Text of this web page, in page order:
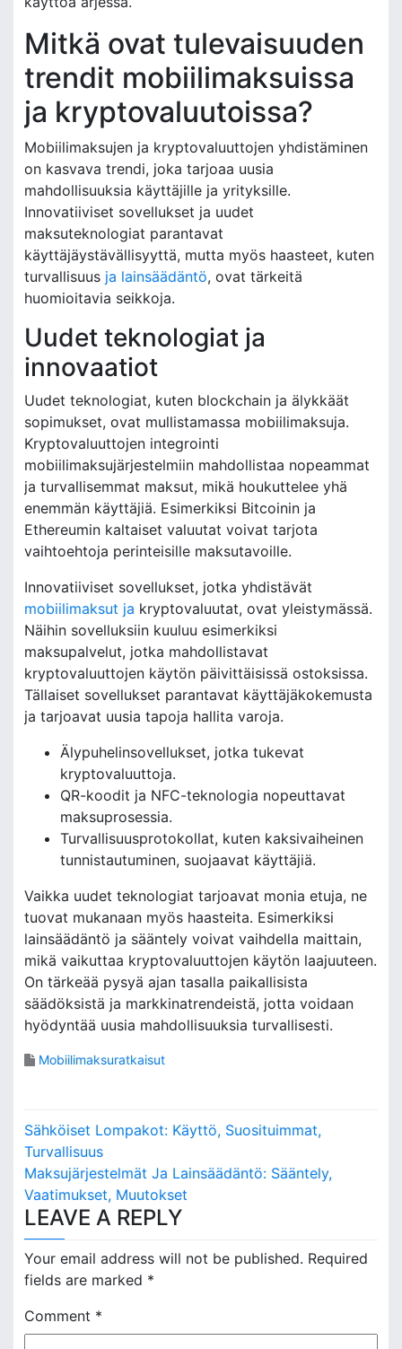
Mitkä ovat tulevaisuuden
trendit mobiilimaksuissa
ja kryptovaluutoissa?
Mobiilimaksujen ja kryptovaluuttojen yhdistäminen
on kasvava trendi, joka tarjoaa uusia
mahdollisuuksia käyttäjille ja yrityksille.
Innovatiiviset sovellukset ja uudet
maksuteknologiat parantavat
käyttäjäystävällisyyttä, mutta myös haasteet, kuten
turvallisuus ja lainsäädäntö, ovat tärkeitä
huomioitavia seikkoja.
Uudet teknologiat ja
innovaatiot
Uudet teknologiat, kuten blockchain ja älykkäät
sopimukset, ovat mullistamassa mobiilimaksuja.
Kryptovaluuttojen integrointi
mobiilimaksujärjestelmiin mahdollistaa nopeammat
ja turvallisemmat maksut, mikä houkuttelee yhä
enemmän käyttäjiä. Esimerkiksi Bitcoinin ja
Ethereumin kaltaiset valuutat voivat tarjota
vaihtoehtoja perinteisille maksutavoille.
Innovatiiviset sovellukset, jotka yhdistävät
mobiilimaksut ja kryptovaluutat, ovat yleistymässä.
Näihin sovelluksiin kuuluu esimerkiksi
maksupalvelut, jotka mahdollistavat
kryptovaluuttojen käytön päivittäisissä ostoksissa.
Tällaiset sovellukset parantavat käyttäjäkokemusta
ja tarjoavat uusia tapoja hallita varoja.
Älypuhelinsovellukset, jotka tukevat
kryptovaluuttoja.
QR-koodit ja NFC-teknologia nopeuttavat
maksuprosessia.
Turvallisuusprotokollat, kuten kaksivaiheinen
tunnistautuminen, suojaavat käyttäjiä.
Vaikka uudet teknologiat tarjoavat monia etuja, ne
tuovat mukanaan myös haasteita. Esimerkiksi
lainsäädäntö ja sääntely voivat vaihdella maittain,
mikä vaikuttaa kryptovaluuttojen käytön laajuuteen.
On tärkeää pysyä ajan tasalla paikallisista
säädöksistä ja markkinatrendeistä, jotta voidaan
hyödyntää uusia mahdollisuuksia turvallisesti.
Mobiilimaksuratkaisut
P
o
s
t
n
a
v
Sähköiset Lompakot: Käyttö, Suosituimmat,
Turvallisuus
Maksujärjestelmät Ja Lainsäädäntö: Sääntely,
Vaatimukset, Muutokset
LEAVE A REPLY
Your email address will not be published. Required
fields are marked *
Comment *